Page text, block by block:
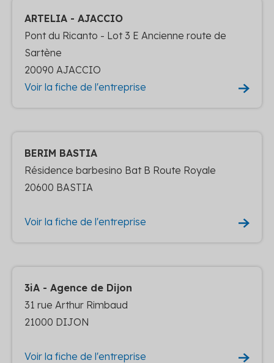
ARTELIA - AJACCIO
Pont du Ricanto - Lot 3 E Ancienne route de
Sartène
20090 AJACCIO
Voir la fiche de l'entreprise
BERIM BASTIA
Résidence barbesino Bat B Route Royale
20600 BASTIA
Voir la fiche de l'entreprise
3iA - Agence de Dijon
31 rue Arthur Rimbaud
21000 DIJON
Voir la fiche de l'entreprise